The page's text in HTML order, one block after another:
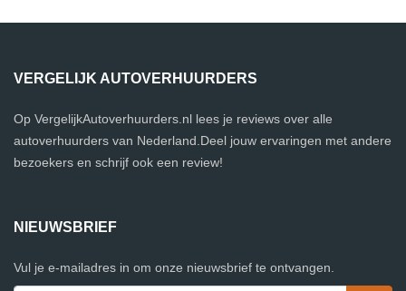
VERGELIJK AUTOVERHUURDERS
Op VergelijkAutoverhuurders.nl lees je reviews over alle
autoverhuurders van Nederland.Deel jouw ervaringen met andere
bezoekers en schrijf ook een review!
NIEUWSBRIEF
Vul je e-mailadres in om onze nieuwsbrief te ontvangen.